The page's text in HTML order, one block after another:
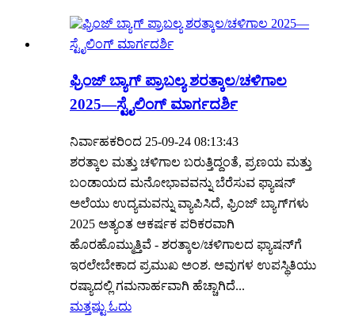
ಫ್ರಿಂಜ್ ಬ್ಯಾಗ್ ಪ್ರಾಬಲ್ಯ ಶರತ್ಕಾಲ/ಚಳಿಗಾಲ
2025—ಸ್ಟೈಲಿಂಗ್ ಮಾರ್ಗದರ್ಶಿ
ನಿರ್ವಾಹಕರಿಂದ 25-09-24 08:13:43
ಶರತ್ಕಾಲ ಮತ್ತು ಚಳಿಗಾಲ ಬರುತ್ತಿದ್ದಂತೆ, ಪ್ರಣಯ ಮತ್ತು
ಬಂಡಾಯದ ಮನೋಭಾವವನ್ನು ಬೆರೆಸುವ ಫ್ಯಾಷನ್
ಅಲೆಯು ಉದ್ಯಮವನ್ನು ವ್ಯಾಪಿಸಿದೆ, ಫ್ರಿಂಜ್ ಬ್ಯಾಗ್‌ಗಳು
2025 ಅತ್ಯಂತ ಆಕರ್ಷಕ ಪರಿಕರವಾಗಿ
ಹೊರಹೊಮ್ಮುತ್ತಿವೆ - ಶರತ್ಕಾಲ/ಚಳಿಗಾಲದ ಫ್ಯಾಷನ್‌ಗೆ
ಇರಲೇಬೇಕಾದ ಪ್ರಮುಖ ಅಂಶ. ಅವುಗಳ ಉಪಸ್ಥಿತಿಯು
ರಷ್ಯಾದಲ್ಲಿ ಗಮನಾರ್ಹವಾಗಿ ಹೆಚ್ಚಾಗಿದೆ...
ಮತ್ತಷ್ಟು ಓದು